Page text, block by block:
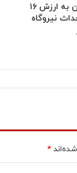
💢 وقف ۴ هکتار زمین به ارزش ۱۶
نیروگاه
*